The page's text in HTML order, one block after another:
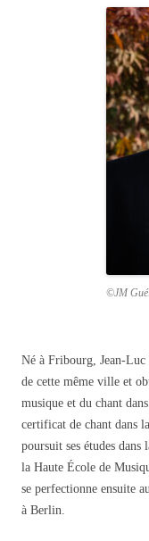
©JM
Né à Fribourg, Jean-Luc
de cette même ville et
musique et du chant
certificat de chant dans
poursuit ses études
la Haute École de
se perfectionne ensuite
à Berlin.